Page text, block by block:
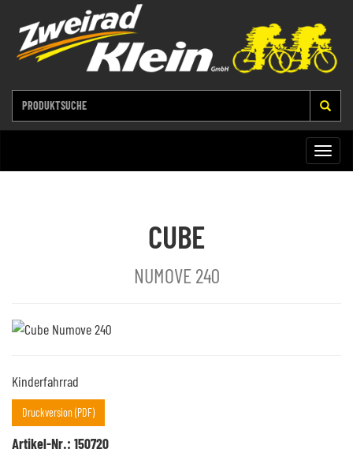
Toggle
CUBE
NUMOVE 240
Kinderfahrrad
Druckversion (PDF)
Artikel-Nr.: 150720